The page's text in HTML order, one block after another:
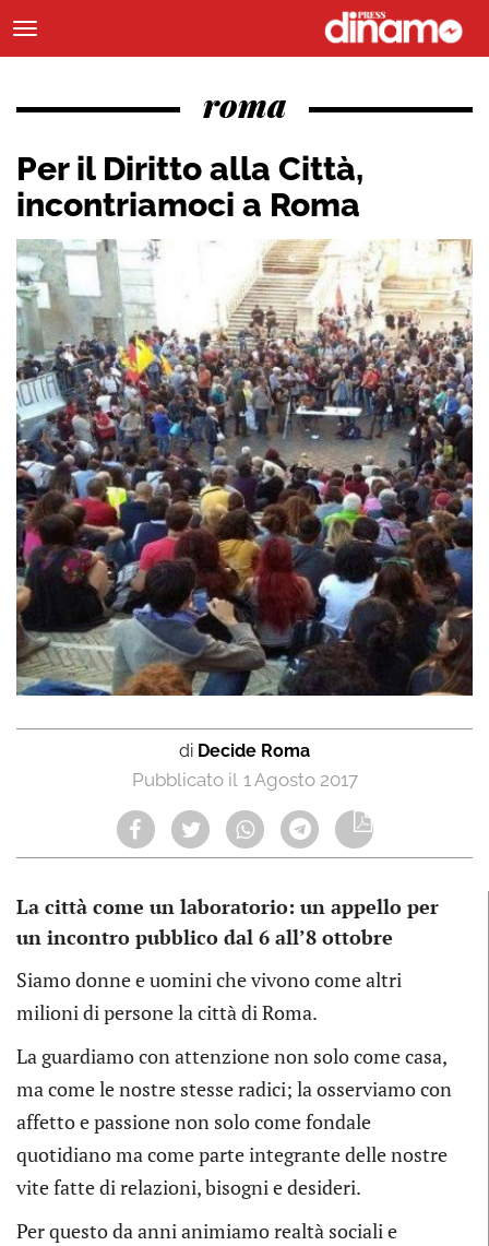
roma
Per il Diritto alla Città,
incontriamoci a Roma
di Decide Roma
1 Agosto 2017
La città come un laboratorio: un appello per
un incontro pubblico dal 6 all’8 ottobre
Siamo donne e uomini che vivono come altri
milioni di persone la città di Roma.
La guardiamo con attenzione non solo come casa,
ma come le nostre stesse radici; la osserviamo con
affetto e passione non solo come fondale
quotidiano ma come parte integrante delle nostre
vite fatte di relazioni, bisogni e desideri.
Per questo da anni animiamo realtà sociali e